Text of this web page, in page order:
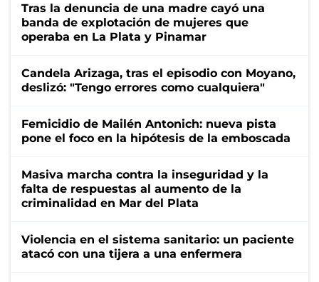
Tras la denuncia de una madre cayó una
banda de explotación de mujeres que
operaba en La Plata y Pinamar
Candela Arizaga, tras el episodio con Moyano,
deslizó: "Tengo errores como cualquiera"
Femicidio de Mailén Antonich: nueva pista
pone el foco en la hipótesis de la emboscada
Masiva marcha contra la inseguridad y la
falta de respuestas al aumento de la
criminalidad en Mar del Plata
Violencia en el sistema sanitario: un paciente
atacó con una tijera a una enfermera